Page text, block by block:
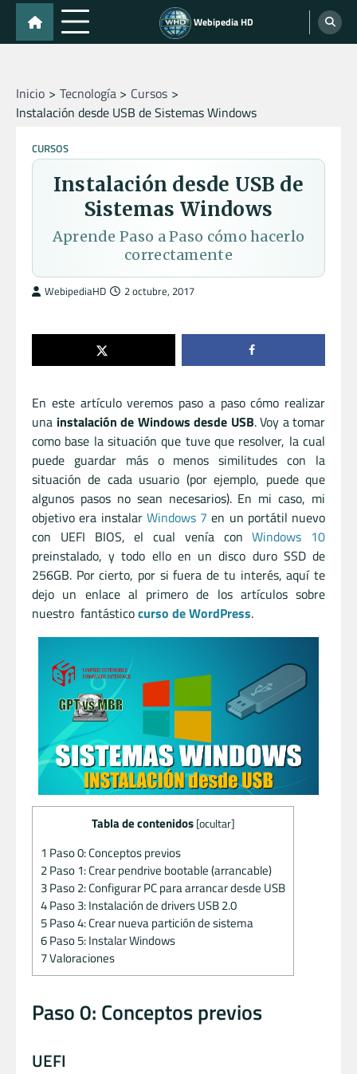
Skip
content
Webipedia HD
Inicio Tecnología
Cursos
Instalación desde USB de Sistemas Windows
CURSOS
Instalación desde USB de
Sistemas Windows
Aprende Paso a Paso cómo hacerlo
correctamente
WebipediaHD 2 octubre, 2017
En este artículo veremos paso a paso cómo realizar
una instalación de Windows desde USB. Voy a tomar
como base la situación que tuve que resolver, la cual
puede guardar más o menos similitudes con la
situación de cada usuario (por ejemplo, puede que
algunos pasos no sean necesarios). En mi caso, mi
objetivo era instalar Windows 7 en un portátil nuevo
con UEFI BIOS, el cual venía conWindows 10
preinstalado, y todo ello en un disco duro SSD de
256GB. Por cierto, por si fuera de tu interés, aquí te
dejo un enlace al primero de los artículos sobre
nuestro fantásticocurso de WordPress.
Tabla de contenidos [ocultar]
1 Paso 0: Conceptos previos
2Paso 1: Crear pendrive bootable (arrancable)
3Paso 2: Configurar PC para arrancar desde USB
4Paso 3: Instalación de drivers USB 2.0
5Paso 4: Crear nueva partición de sistema
6Paso 5: Instalar Windows
7Valoraciones
Paso 0: Conceptos previos
UEFI